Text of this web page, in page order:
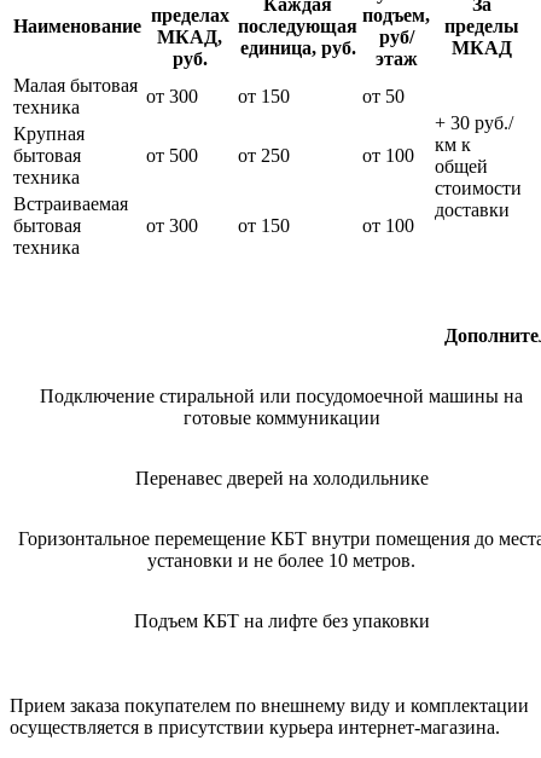
Наименование
пределах
МКАД,
руб.
последующая
единица, руб.
подъем,
руб/
этаж
пределы
МКАД
Малая бытовая
техника
от 300 от 150
от 50
+ 30 руб./
км к
общей
стоимости
доставки
Крупная
бытовая
техника
от 500 от 250 от 100
Встраиваемая
бытовая
техника
от 300 от 150 от 100
Подключение стиральной или посудомоечной машины на
готовые коммуникации
Перенавес дверей на холодильнике
Горизонтальное перемещение КБТ внутри помещения до
установки и не более 10 метров.
Подъем КБТ на лифте без упаковки
Прием заказа покупателем по внешнему виду и комплектации
осуществляется в присутствии курьера интернет-магазина.